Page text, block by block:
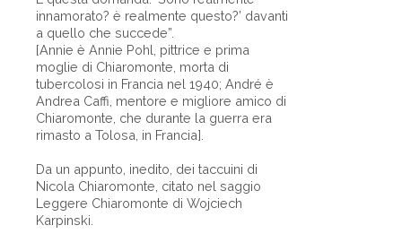
innamorato? è realmente questo?’ davanti
a quello che succede”.
[Annie è Annie Pohl, pittrice e prima
moglie di Chiaromonte, morta di
tubercolosi in Francia nel 1940; André è
Andrea Caffi, mentore e migliore amico di
Chiaromonte, che durante la guerra era
rimasto a Tolosa, in Francia].
Da un appunto, inedito, dei taccuini di
Nicola Chiaromonte, citato nel saggio
Leggere Chiaromonte di Wojciech
Karpinski.